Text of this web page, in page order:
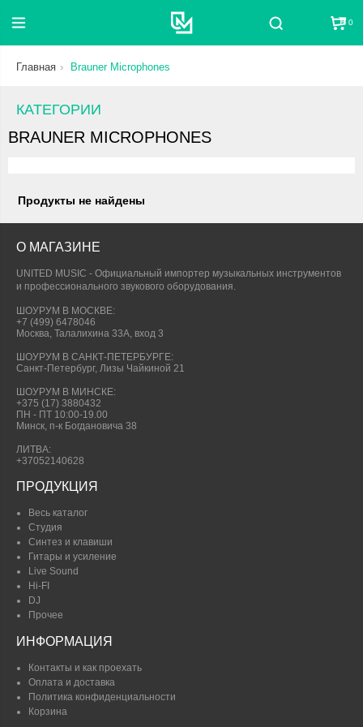
Поиск 0
Главная Brauner Microphones
КАТЕГОРИИ
BRAUNER MICROPHONES
Продукты не найдены
О МАГАЗИНЕ
UNITED MUSIC - Официальный импортер музыкальных инструментов
и профессионального звукового оборудования.
ШОУРУМ В МОСКВЕ:
+7 (499) 6478046
Москва, Талалихина 33А, вход 3
ШОУРУМ В САНКТ-ПЕТЕРБУРГЕ:
Санкт-Петербург, Лизы Чайкиной 21
ШОУРУМ В МИНСКЕ:
+375 (17) 3880432
ПН - ПТ 10:00-19.00
Минск, п-к Богдановича 38
ЛИТВА:
+37052140628
ПРОДУКЦИЯ
Весь каталог
Студия
Синтез и клавиши
Гитары и усиление
Live Sound
Hi-FI
DJ
Прочее
ИНФОРМАЦИЯ
Контакты и как проехать
Оплата и доставка
Политика конфиденциальности
Корзина